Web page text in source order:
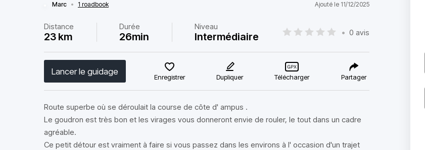
Marc • 1 roadbook Ajouté le 11/12/2025
Distance
23 km
Durée
26min
Niveau
Intermédiaire • 0 avis
Lancer le guidage
Enregistrer Dupliquer Télécharger Partager
Route superbe où se déroulait la course de côte d' ampus .
Le goudron est très bon et les virages vous donneront envie de rouler, le tout dans un cadre
agréable.
Ce petit détour est vraiment à faire si vous passez dans les environs à l' occasion d'un trajet